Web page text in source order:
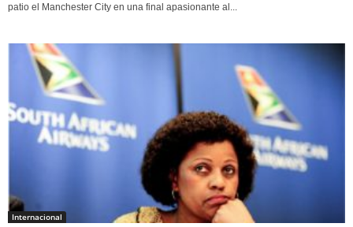
patio el Manchester City en una final apasionante al...
Internacional